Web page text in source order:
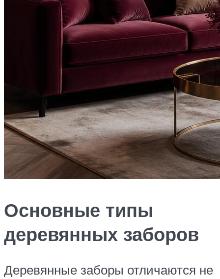
Основные типы
деревянных заборов
Деревянные заборы отличаются не